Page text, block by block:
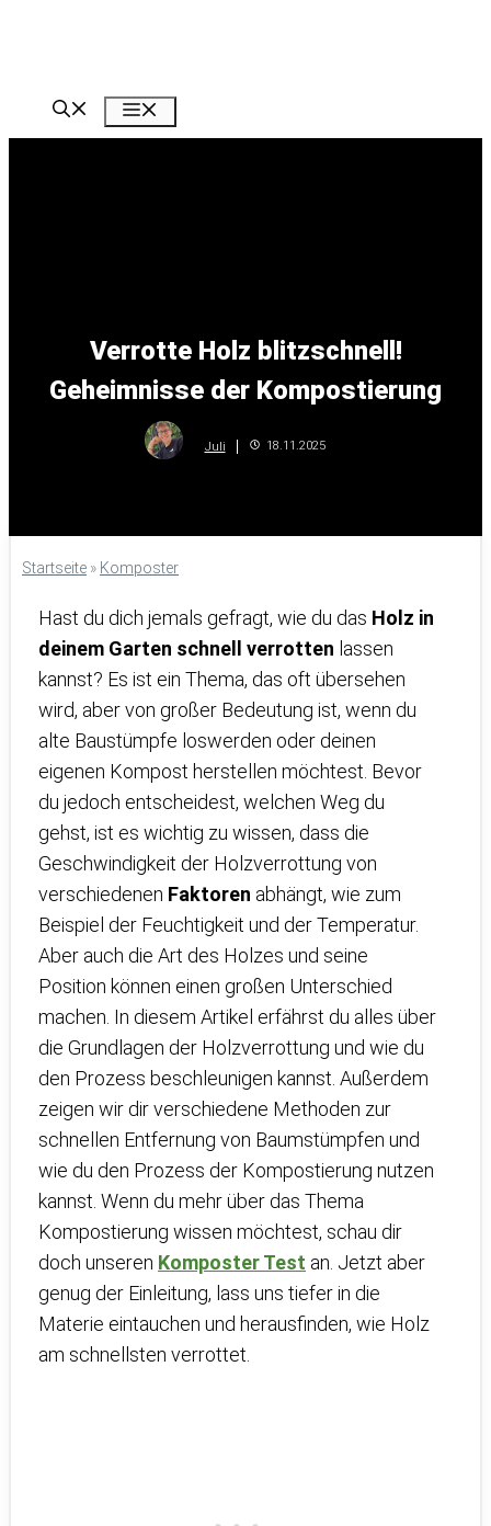
Verrotte Holz blitzschnell!
Geheimnisse der Kompostierung
Juli 18.11.2025
Startseite » Komposter
Hast du dich jemals gefragt, wie du das Holz in
deinem Garten schnell verrotten lassen
kannst? Es ist ein Thema, das oft übersehen
wird, aber von großer Bedeutung ist, wenn du
alte Baustümpfe loswerden oder deinen
eigenen Kompost herstellen möchtest. Bevor
du jedoch entscheidest, welchen Weg du
gehst, ist es wichtig zu wissen, dass die
Geschwindigkeit der Holzverrottung von
verschiedenen Faktoren abhängt, wie zum
Beispiel der Feuchtigkeit und der Temperatur.
Aber auch die Art des Holzes und seine
Position können einen großen Unterschied
machen. In diesem Artikel erfährst du alles über
die Grundlagen der Holzverrottung und wie du
den Prozess beschleunigen kannst. Außerdem
zeigen wir dir verschiedene Methoden zur
schnellen Entfernung von Baumstümpfen und
wie du den Prozess der Kompostierung nutzen
kannst. Wenn du mehr über das Thema
Kompostierung wissen möchtest, schau dir
doch unseren Komposter Test an. Jetzt aber
genug der Einleitung, lass uns tiefer in die
Materie eintauchen und herausfinden, wie Holz
am schnellsten verrottet.